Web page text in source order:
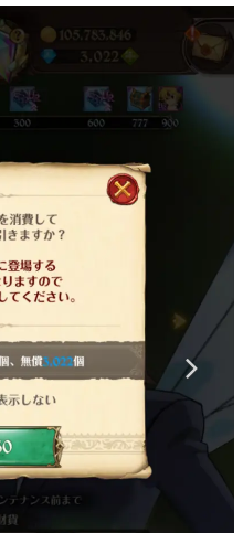
い？
氏がゲームの魅力を画面や操作の
していく、硬派で骨太な評論連載
語
スボス」… ゲームにまつわる言葉
コンピューター文化史研究家・タ